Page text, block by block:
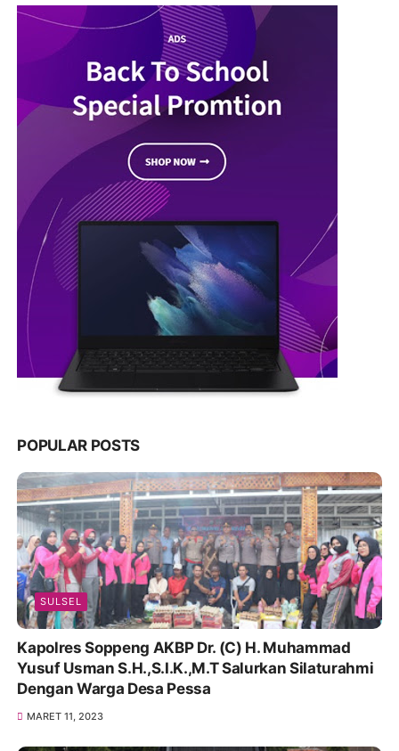
POPULAR POSTS
SULSEL
Kapolres Soppeng AKBP Dr. (C) H. Muhammad
Yusuf Usman S.H.,S.I.K.,M.T Salurkan Silaturahmi
Dengan Warga Desa Pessa
MARET 11, 2023